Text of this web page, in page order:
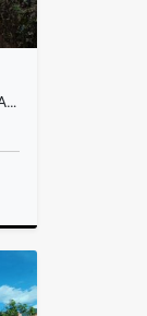
HERMOSA CASA EN ALQUILER EN PARCELACIÓN CAMPESTRE EN EL RETIRO